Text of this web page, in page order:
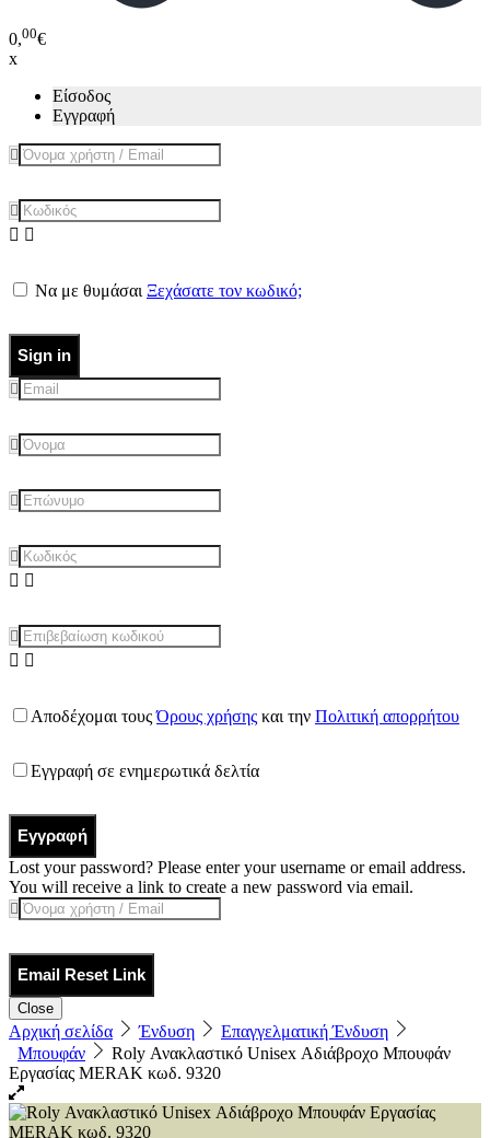
0,00€
x
Είσοδος
Εγγραφή
Να με θυμάσαι Ξεχάσατε τον κωδικό;
Sign in
Αποδέχομαι τουςΌρους χρήσης και την Πολιτική απορρήτου
Εγγραφή σε ενημερωτικά δελτία
Εγγραφή
Lost your password? Please enter your username or email address.
You will receive a link to create a new password via email.
Email Reset Link
Close
Αρχική σελίδα Ένδυση
Επαγγελματική Ένδυση
Μπουφάν
Roly Ανακλαστικό Unisex Αδιάβροχο Μπουφάν
Εργασίας MERAK κωδ. 9320